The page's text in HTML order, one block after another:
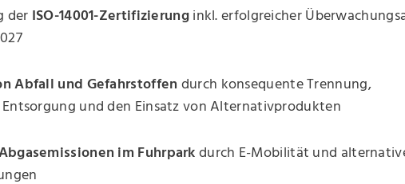
der ISO-14001-Zertifizierunginkl. erfolgreicher
Abfall und Gefahrstoffen durch konsequente Trennung,
und den Einsatz von Alternativprodukten
im Fuhrpark durch E-Mobilität und